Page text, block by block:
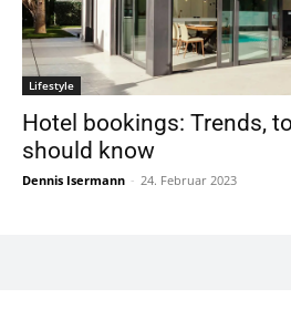
Lifestyle
Hotel bookings: Trends,
should know
Dennis Isermann - 24. Februar 2023